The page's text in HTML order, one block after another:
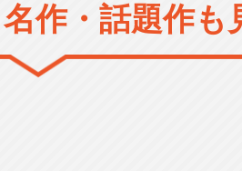
名作・話題作も